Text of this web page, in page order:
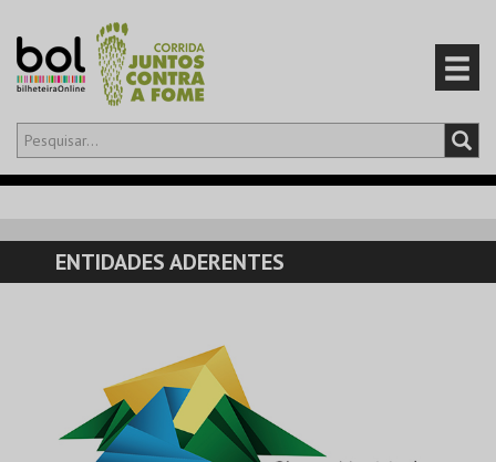
Olá,iniciar sessão
CARRINHO
EVENTOS
PRODUTOS
ENTIDADES ADERENTES